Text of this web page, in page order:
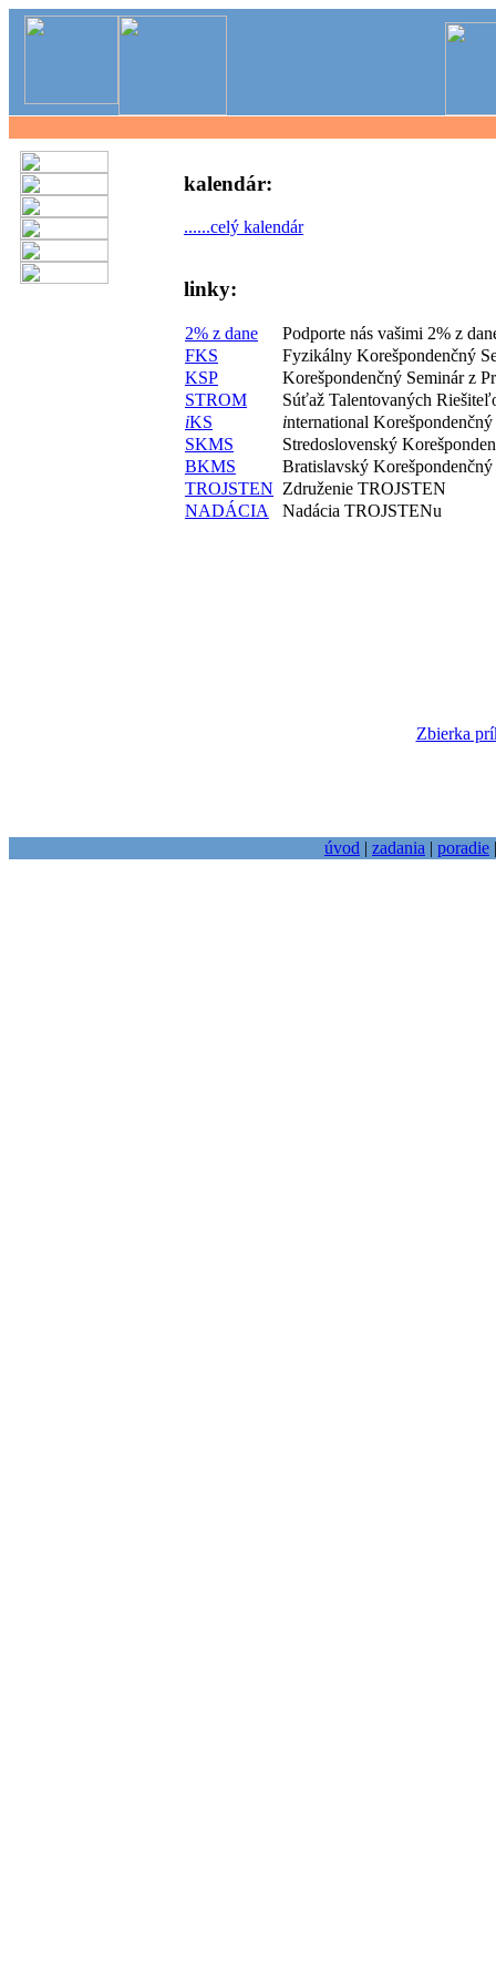
kalendár:
......celý kalendár
linky:
2% z dane
Podporte nás vašimi 2% z
FKS
Fyzikálny Korešpondenčný
KSP
Korešpondenčný Seminár z
STROM
Súťaž Talentovaných
iKS international Korešpondenčný
SKMS
Stredoslovenský
BKMS
Bratislavský
TROJSTEN Združenie TROJSTEN
NADÁCIA
Nadácia TROJSTENu
Zbierka
úvod | zadania | poradie